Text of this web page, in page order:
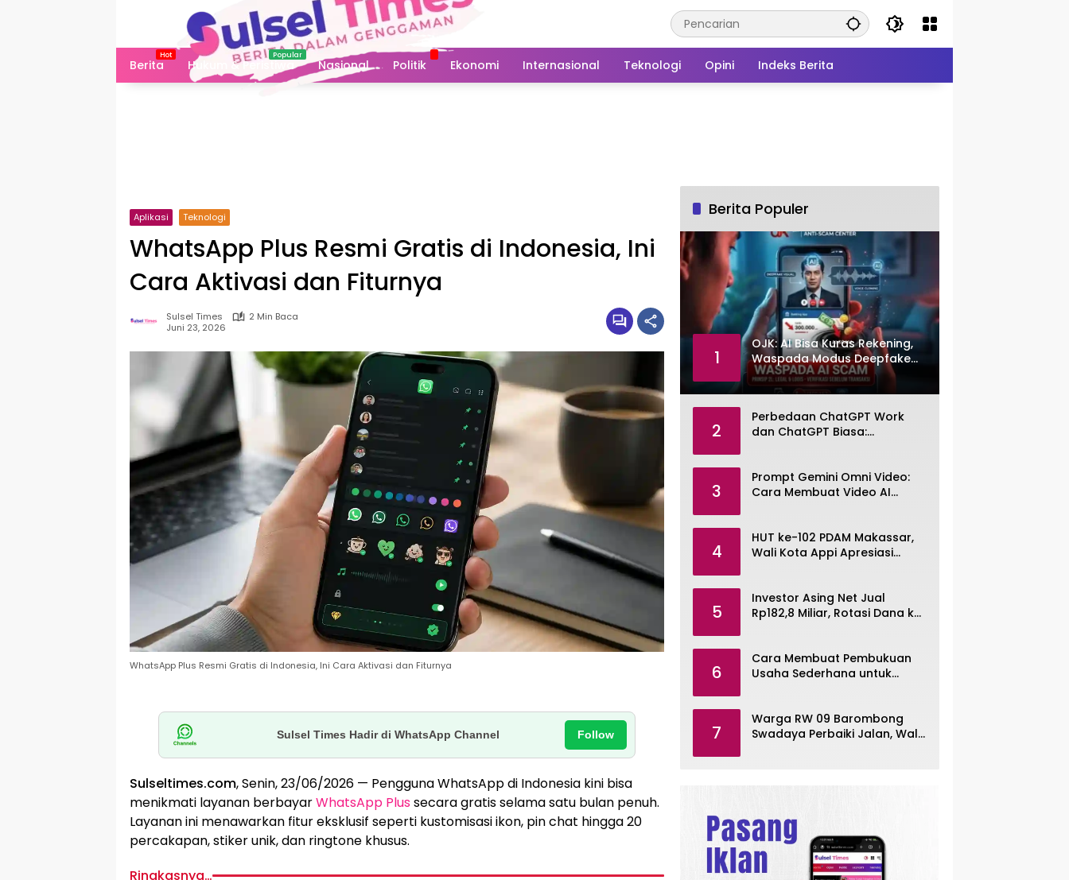
Berita
Hukum & Peristiwa Nasional Politik Ekonomi Internasional Teknologi Opini Indeks Berita
Aplikasi Teknologi
WhatsApp Plus Resmi Gratis di Indonesia, Ini
Cara Aktivasi dan Fiturnya
Sulsel Times
2 Min Baca
Juni 23, 2026
WhatsApp Plus Resmi Gratis di Indonesia, Ini Cara Aktivasi dan Fiturnya
Sulsel Times Hadir di WhatsApp Channel Follow
Sulseltimes.com, Senin, 23/06/2026 — Pengguna WhatsApp di Indonesia kini bisa
menikmati layanan berbayarWhatsApp Plus secara gratis selama satu bulan penuh.
Layanan ini menawarkan fitur eksklusif seperti kustomisasi ikon, pin chat hingga 20
percakapan, stiker unik, dan ringtone khusus.
Ringkasnya…
Berita Populer
1
OJK: AI Bisa Kuras Rekening,
Waspada Modus Deepfake
dan Voice Cloning
2
Perbedaan ChatGPT Work
dan ChatGPT Biasa:
3
Prompt Gemini Omni Video:
Cara Membuat Video AI
4
HUT ke-102 PDAM Makassar,
Wali Kota Appi Apresiasi
5
Investor Asing Net Jual
Rp182,8 Miliar, Rotasi Dana ke
6
Cara Membuat Pembukuan
Usaha Sederhana untuk
7
Warga RW 09 Barombong
Swadaya Perbaiki Jalan, Wali